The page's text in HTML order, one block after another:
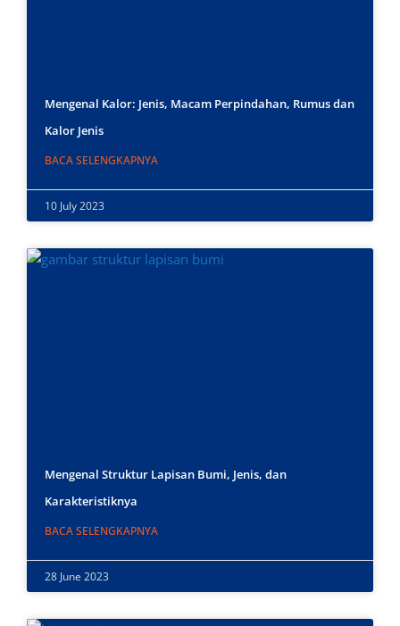
Mengenal Kalor: Jenis, Macam Perpindahan, Rumus dan
Kalor Jenis
BACA SELENGKAPNYA
10 July 2023
Mengenal Struktur Lapisan Bumi, Jenis, dan
Karakteristiknya
BACA SELENGKAPNYA
28 June 2023